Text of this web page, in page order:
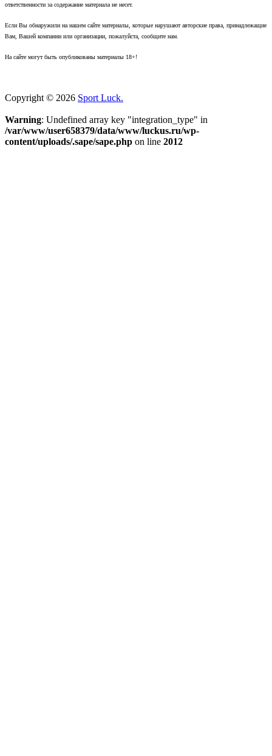
ответственности за содержание материала не несет.
Если Вы обнаружили на нашем сайте материалы, которые нарушают авторские права, принадлежащие
Вам, Вашей компании или организации, пожалуйста, сообщите нам.
На сайте могут быть опубликованы материалы 18+!
Copyright © 2026 Sport Luck.
Warning: Undefined array key "integration_type" in
/var/www/user658379/data/www/luckus.ru/wp-
content/uploads/.sape/sape.php on line 2012